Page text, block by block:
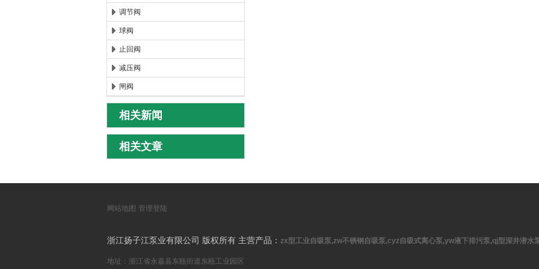
调节阀
球阀
止回阀
减压阀
闸阀
相关新闻
相关文章
网站地图 管理登陆
浙江扬子江泵业有限公司 版权所有 主营产品： zx型工业自吸泵,zw不锈钢自吸泵,cyz自吸式离心泵,yw液下排污泵,qj型深井潜水
地址：浙江省永嘉县东瓯街道东瓯工业园区